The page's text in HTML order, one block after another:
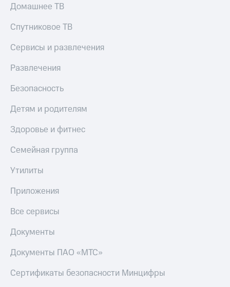
Домашнее ТВ
Спутниковое ТВ
Сервисы и развлечения
Развлечения
Безопасность
Детям и родителям
Здоровье и фитнес
Семейная группа
Утилиты
Приложения
Все сервисы
Документы
Документы ПАО «МТС»
Сертификаты безопасности Минцифры